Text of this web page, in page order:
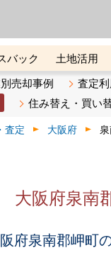
バック 土地活用
ライン講座 リビ
売却事例 査定
住み替え・買い
査定 大阪府
大阪府泉南
府泉南郡岬町